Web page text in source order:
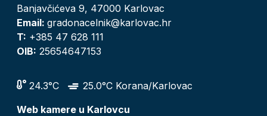
Banjavčićeva 9, 47000 Karlovac
Email: gradonacelnik@karlovac.hr
T: +385 47 628 111
OIB: 25654647153
24.3°C
25.0°C Korana/Karlovac
Web kamere u Karlovcu